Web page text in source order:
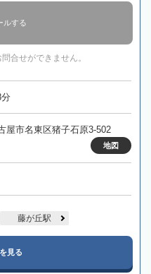
ルする
合せができません。
屋市名東区猪子石原3-502
地図
藤が丘駅
見る